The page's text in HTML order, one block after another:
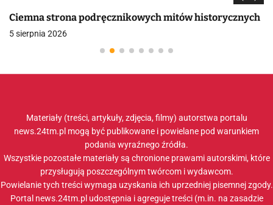
Ciemna strona podręcznikowych mitów historycznych
5 sierpnia 2026
Materiały (treści, artykuły, zdjęcia, filmy) autorstwa portalu
news.24tm.pl mogą być publikowane i powielane pod warunkiem
podania wyraźnego źródła.
Wszystkie pozostałe materiały są chronione prawami autorskimi, które
przysługują poszczególnym twórcom i wydawcom.
Powielanie tych treści wymaga uzyskania ich uprzedniej pisemnej zgody.
Portal news.24tm.pl udostępnia i agreguje treści (m.in. na zasadzie